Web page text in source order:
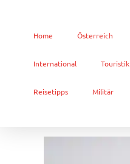
Home Österreich
International Touristik
Reisetipps Militär